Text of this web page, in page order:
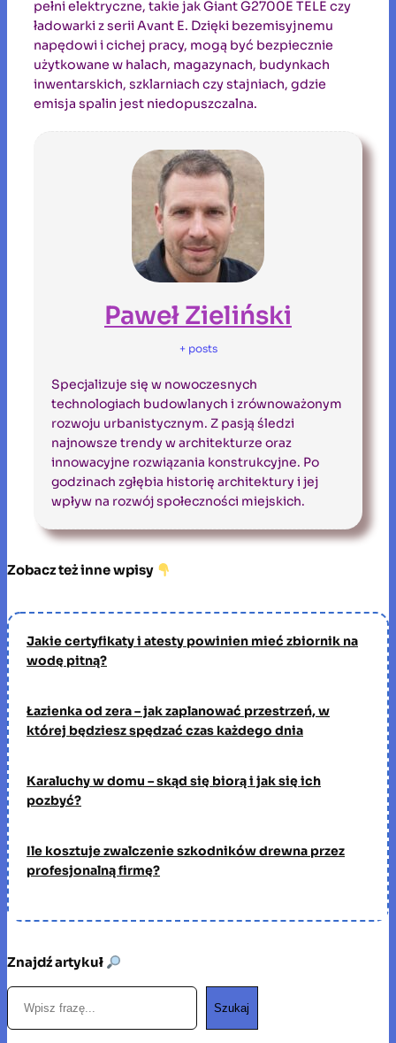
pełni elektryczne, takie jak Giant G2700E TELE czy
ładowarki z serii Avant E. Dzięki bezemisyjnemu
napędowi i cichej pracy, mogą być bezpiecznie
użytkowane w halach, magazynach, budynkach
inwentarskich, szklarniach czy stajniach, gdzie
emisja spalin jest niedopuszczalna.
Paweł Zieliński
+ posts
Specjalizuje się w nowoczesnych
technologiach budowlanych i zrównoważonym
rozwoju urbanistycznym. Z pasją śledzi
najnowsze trendy w architekturze oraz
innowacyjne rozwiązania konstrukcyjne. Po
godzinach zgłębia historię architektury i jej
wpływ na rozwój społeczności miejskich.
Zobacz też inne wpisy
Jakie certyfikaty i atesty powinien mieć zbiornik na
wodę pitną?
Łazienka od zera – jak zaplanować przestrzeń, w
której będziesz spędzać czas każdego dnia
Karaluchy w domu – skąd się biorą i jak się ich
pozbyć?
Ile kosztuje zwalczenie szkodników drewna przez
profesjonalną firmę?
Znajdź artykuł
S
Szukaj